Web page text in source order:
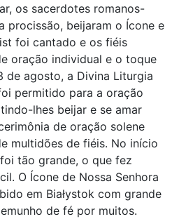
os sacerdotes romanos-
procissão, beijaram o Ícone e
foi cantado e os fiéis
oração individual e o toque
de agosto, a Divina Liturgia
permitido para a oração
lhes beijar e se amar
de oração solene
multidões de fiéis. No início
tão grande, o que fez
O Ícone de Nossa Senhora
em Białystok com grande
de fé por muitos.